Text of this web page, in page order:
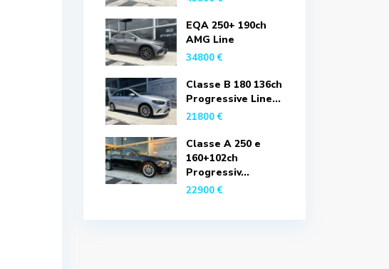
EQA 250+ 190ch
AMG Line
34800 €
Classe B 180 136ch
Progressive Line...
21800 €
Classe A 250 e
160+102ch
Progressiv...
22900 €